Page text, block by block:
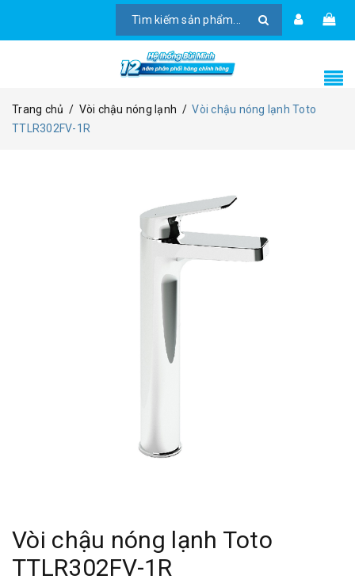
Trang chủ / Vòi chậu nóng lạnh / Vòi chậu nóng lạnh Toto
TTLR302FV-1R
Vòi chậu nóng lạnh Toto
TTLR302FV-1R